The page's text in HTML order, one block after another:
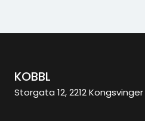
KOBBL
Storgata 12, 2212 Kongsvinger